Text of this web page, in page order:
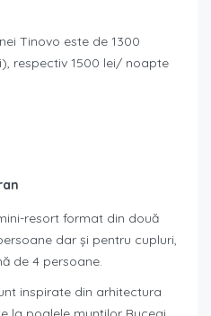
Tinovo este de 1300
respectiv 1500 lei/ noapte
resort format din două
dar și pentru cupluri,
de 4 persoane.
inspirate din arhitectura